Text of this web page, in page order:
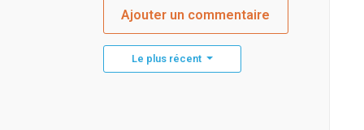
Ajouter un commentaire
Le plus récent